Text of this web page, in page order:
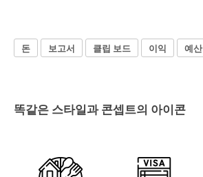
돈 보고서 클립 보드 이익 예산
똑같은 스타일과 콘셉트의 아이콘